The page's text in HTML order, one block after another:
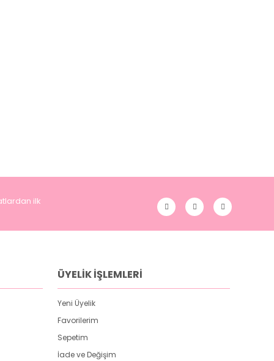
ilk
ÜYELİK İŞLEMLERİ
Yeni Üyelik
Favorilerim
Sepetim
İade ve Değişim